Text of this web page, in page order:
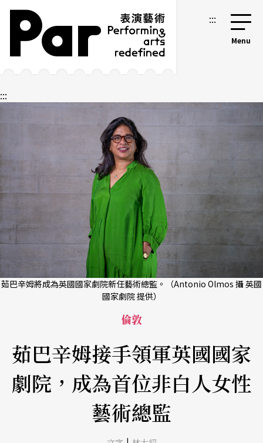
跳到主要內容區塊
網站導覽 :::
:::
茹巴辛姆將成為英國國家劇院新任藝術總監。（Antonio Olmos 攝 英國
國家劇院 提供）
倫敦
茹巴辛姆接手領軍英國國家
劇院，成為首位非白人女性
藝術總監